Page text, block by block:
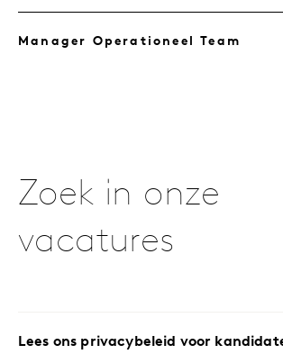
Manager Operationeel Team
Zoek in onze
vacatures
Lees ons privacybeleid voor